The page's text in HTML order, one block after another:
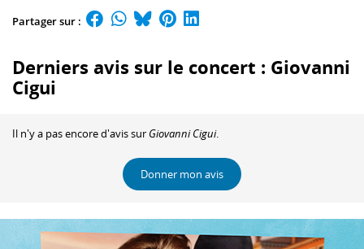
Partager sur :
Derniers avis sur le concert : Giovanni
Cigui
Il n'y a pas encore d'avis sur Giovanni Cigui.
Donner mon avis